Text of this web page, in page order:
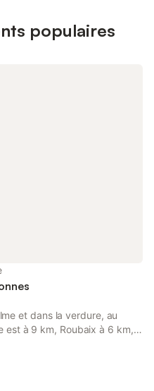
populaires
et dans la verdure, au
est à 9 km, Roubaix à 6 km,
en commun (métros
compris Taxes de séjour